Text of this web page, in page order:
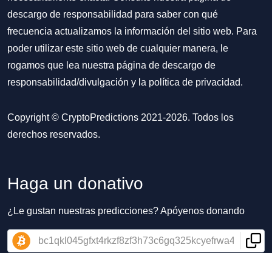
descargo de responsabilidad para saber con qué
frecuencia actualizamos la información del sitio web. Para
poder utilizar este sitio web de cualquier manera, le
rogamos que lea nuestra página de descargo de
responsabilidad/divulgación y la política de privacidad.
Copyright © CryptoPredictions 2021-2026. Todos los
derechos reservados.
Haga un donativo
¿Le gustan nuestras predicciones? Apóyenos donando